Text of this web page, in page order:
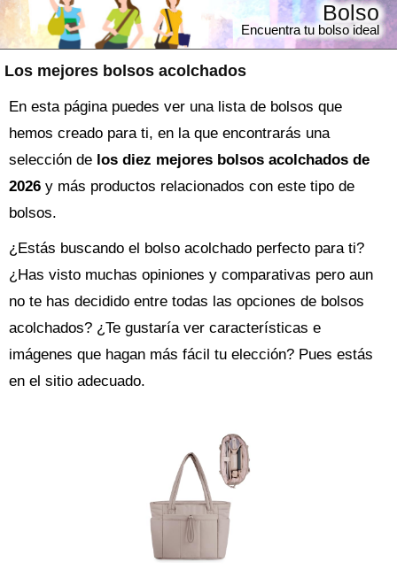
Los mejores bolsos acolchados
Bolso
Encuentra tu bolso ideal
En esta página puedes ver una lista de bolsos que
hemos creado para ti, en la que encontrarás una
selección de los diez mejores bolsos acolchados de
2026 y más productos relacionados con este tipo de
bolsos.
¿Estás buscando el bolso acolchado perfecto para ti?
¿Has visto muchas opiniones y comparativas pero aun
no te has decidido entre todas las opciones de bolsos
acolchados? ¿Te gustaría ver características e
imágenes que hagan más fácil tu elección? Pues estás
en el sitio adecuado.